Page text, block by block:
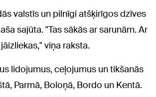
valstīs un pilnīgi atšķirīgos dzīves
sajūta. "Tas sākās ar sarunām. Ar
viņa raksta.
lidojumus, ceļojumus un tikšanās
Parmā, Boloņā, Bordo un Kentā.